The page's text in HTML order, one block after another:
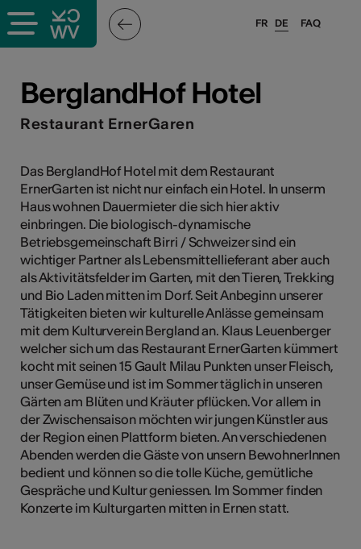
FAQ
FR DE
BerglandHof Hotel
Restaurant ErnerGaren
Das BerglandHof Hotel mit dem Restaurant
ErnerGarten ist nicht nur einfach ein Hotel. In unserm
Haus wohnen Dauermieter die sich hier aktiv
einbringen. Die biologisch-dynamische
Betriebsgemeinschaft Birri / Schweizer sind ein
wichtiger Partner als Lebensmittellieferant aber auch
als Aktivitätsfelder im Garten, mit den Tieren, Trekking
und Bio Laden mitten im Dorf. Seit Anbeginn unserer
Tätigkeiten bieten wir kulturelle Anlässe gemeinsam
mit dem Kulturverein Bergland an. Klaus Leuenberger
welcher sich um das Restaurant ErnerGarten kümmert
kocht mit seinen 15 Gault Milau Punkten unser Fleisch,
unser Gemüse und ist im Sommer täglich in unseren
Gärten am Blüten und Kräuter pflücken. Vor allem in
der Zwischensaison möchten wir jungen Künstler aus
der Region einen Plattform bieten. An verschiedenen
Abenden werden die Gäste von unsern BewohnerInnen
bedient und können so die tolle Küche, gemütliche
Gespräche und Kultur geniessen. Im Sommer finden
Konzerte im Kulturgarten mitten in Ernen statt.